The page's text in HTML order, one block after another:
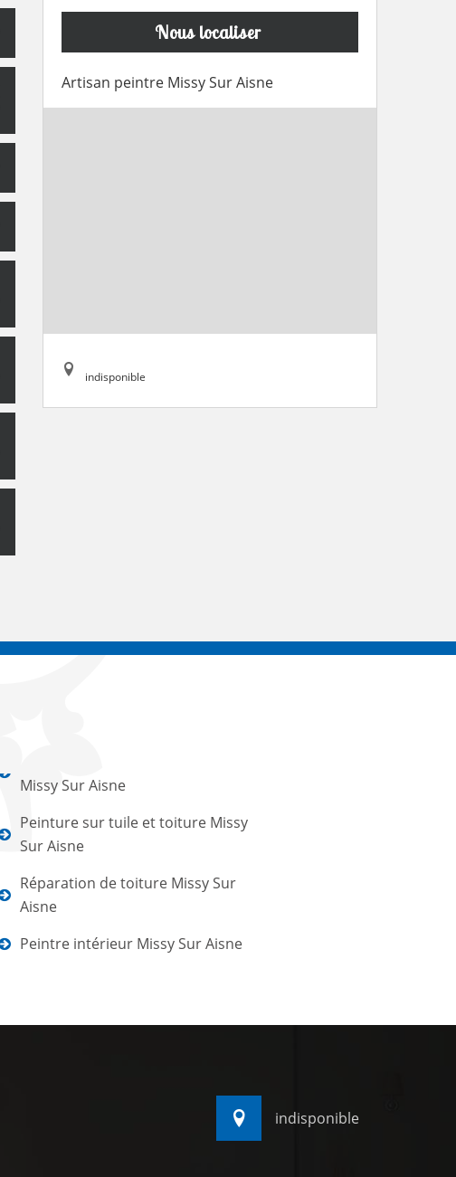
Nous localiser
Artisan peintre Missy Sur Aisne
indisponible
Missy Sur Aisne
Peinture sur tuile et toiture Missy
Sur Aisne
Réparation de toiture Missy Sur
Aisne
Peintre intérieur Missy Sur Aisne
indisponible